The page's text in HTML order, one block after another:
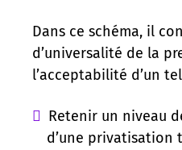
Dans ce schéma, il
d’universalité de la
l’acceptabilité d’un
Retenir un niveau
d’une privatisation